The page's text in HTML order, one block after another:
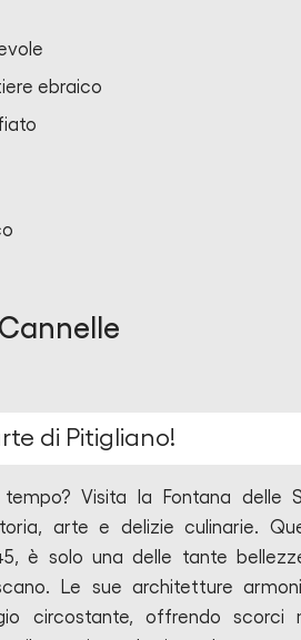
ebraico
di Pitigliano!
Visita la Fontana delle
arte e delizie culinarie.
è solo una delle tante
Le sue architetture
circostante, offrendo scorci